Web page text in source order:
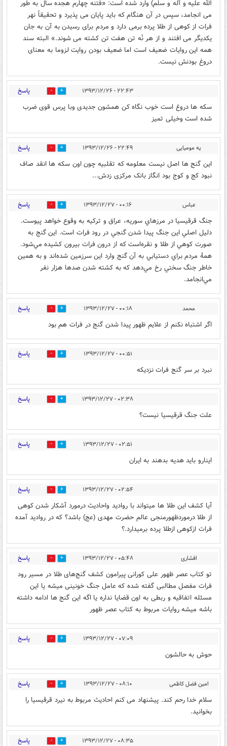
الله علیه و آله و سلّم) وارد شده است: «فتنه چهارم هجده سال به طور
می انجامد، سپس در آن هنگام که باید پایان می پذیرد و تحقیقاً نهر
فرات از کوهی از طلا پرده برمی دارد و مردم برای رسیدن به آن به جان
یکدیگر می افتند و از هر نُه تن هفت تن کشته می شوند.» البته سند
همه این روایات ضعیف است اما ضعیف بودن روایت لزوما به معنای
دروغ بودنش نیست.
۲۲:۴۳ - ۱۳۹۳/۱۲/۲۶ 5 پاسخ
سکه ها دروغ است خوب نگاه کن همشون جدیدی وبا پرس قوی ضرب
شده است وخیلی تمیز
یه مومیایی ۲۲:۴۹ - ۱۳۹۳/۱۲/۲۶ 3 پاسخ
این گنج ها اصل نیست معلومه که تقلبیه چون اون سکه ها انقد صاف
نبود کج و کوج بود انگاز بانک مرکزی زدش...
عباس ۰۰:۱۶ - ۱۳۹۳/۱۲/۲۷ 2 پاسخ
جنگ قرقيسيا در مرزهاي سوريه، عراق و تركيه به وقوع خواهد پيوست.
دليل اصلي اين جنگ پيدا شدن گنجي در رود فرات است. اين گنج به
صورت كوهي از طلا و نقره‌است كه از درون فرات بيرون كشيده مي‌شود.
همهٔ مردم براي دستيابي به آن گنج وارد اين سرزمين شده‌اند و به همين
خاطر جنگ سختي رخ مي‌دهد كه به كشته شدن صدها هزار نفر
مي‌انجامد.
محمد ۰۰:۱۸ - ۱۳۹۳/۱۲/۲۷ 3 پاسخ
اگر اشتباه نکنم از علایم ظهور پیدا شدن گنج در فرات هم بود
۰۰:۵۱ - ۱۳۹۳/۱۲/۲۷ 4 پاسخ
نبرد بر سر گنج فرات نزدیکه
۰۲:۳۸ - ۱۳۹۳/۱۲/۲۷ 1 پاسخ
علت جنگ قرقیسیا نیست؟
۰۲:۵۱ - ۱۳۹۳/۱۲/۲۷ 3 پاسخ
اینارو باید هدیه بدهند به ایران
۰۲:۵۴ - ۱۳۹۳/۱۲/۲۷ 2 پاسخ
آیا کشف این طلا ها میتواند با روادید واحادیث درمورد آشکار شدن کوهی
از طلا درموردظهورمنجی عالم حضرت مهدی (عج) باشد؟ که در روادید آمده
فرات ازکوهی ازطلا پرده برمیدارد.؟
افشاری ۰۵:۴۸ - ۱۳۹۳/۱۲/۲۷ 1 پاسخ
تو کتاب عصر ظهور علی کورانی پیرامون کشف گنج‌های طلا در مسیر رود
فرات مفصل مطالبی گفته شده که عامل جنگ خونینی میشه یا این
مسئله اتفاقیه و ربطی به اون قضایا نداره یا اگه این گنج ها ادامه داشته
باشه میشه روایات مربوط به کتاب عصر ظهور
۰۷:۰۹ - ۱۳۹۳/۱۲/۲۷ 2 پاسخ
حوش به حالشون
امین فضل کاظمی ۰۸:۱۰ - ۱۳۹۳/۱۲/۲۷ 1 پاسخ
سلام خدا رحم کند. پیشنهاد می کنم احادیث مربوط به نیرد قرقیسیا را
بخوانید.
۰۸:۳۵ - ۱۳۹۳/۱۲/۲۷ 3 پاسخ